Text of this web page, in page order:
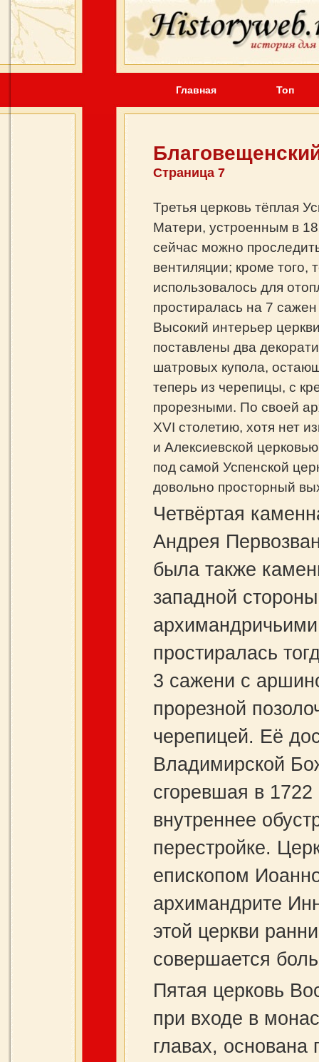
Главная Топ
Страница 7
Третья церковь тёплая
Матери, устроенным в
сейчас можно
вентиляции; кроме
использовалось для
простиралась на 7
Высокий интерьер
поставлены два
шатровых купола,
теперь из черепицы, с
прорезными. По своей
XVI столетию, хотя нет
и Алексиевской
под самой Успенской
довольно просторный
Четвёртая
Андрея
была также
западной
простиралась
3 сажени с
прорезной
черепицей. Её
Владимирской
сгоревшая в 1722
внутреннее
перестройке.
епископом
архимандрите
этой церкви
совершается
Пятая церковь
при входе в
главах,